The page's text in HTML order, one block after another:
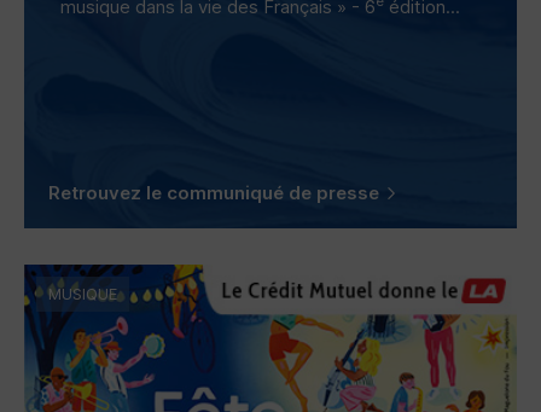
musique dans la vie des Français » - 6
édition...
Retrouvez le communiqué de presse
MUSIQUE